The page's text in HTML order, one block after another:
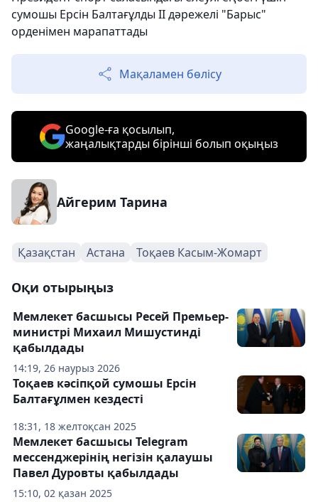
сумошы Ерсін Балтағұлды ІІ дәрежелі "Барыс"
орденімен марапаттады
Мақаламен бөлісу
Google-ға қосылып,
жаңалықтарды бірінші болып оқыңыз
Айгерим Тарина
Қазақстан Астана Тоқаев Касым-Жомарт
Оқи отырыңыз
14:19, 26 наурыз 2026
Мемлекет басшысы Ресей Премьер-
министрі Михаил Мишустинді
қабылдады
18:31, 18 желтоқсан 2025
Тоқаев кәсіпқой сумошы Ерсін
Балтағұлмен кездесті
15:10, 02 қазан 2025
Мемлекет басшысы Telegram
мессенджерінің негізін қалаушы
Павел Дуровты қабылдады